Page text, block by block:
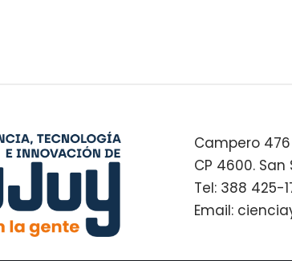
Campero 476
CP 4600.
Tel: 388 425-
Email: